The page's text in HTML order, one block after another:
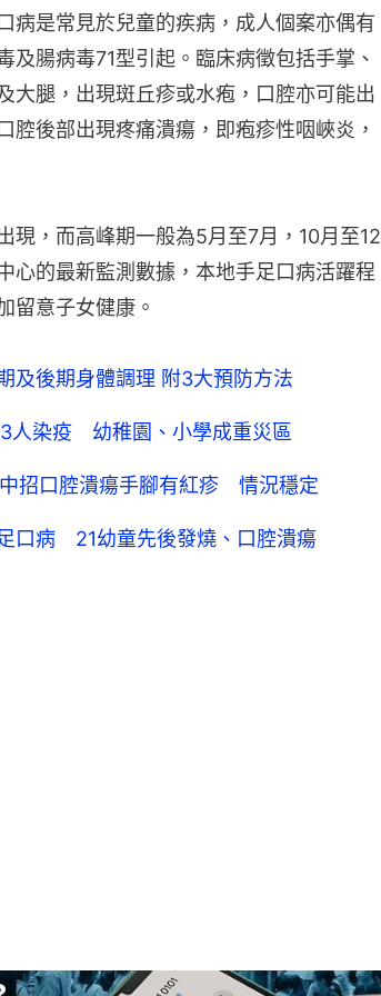
病是常見於兒童的疾病，成人個案亦偶有
及腸病毒71型引起。臨床病徵包括手掌、
大腿，出現斑丘疹或水疱，口腔亦可能出
腔後部出現疼痛潰瘍，即疱疹性咽峽炎，
現，而高峰期一般為5月至7月，10月至12
心的最新監測數據，本地手足口病活躍程
留意子女健康。
及後期身體調理 附3大預防方法
人染疫 幼稚園、小學成重災區
招口腔潰瘍手腳有紅疹 情況穩定
口病 21幼童先後發燒、口腔潰瘍